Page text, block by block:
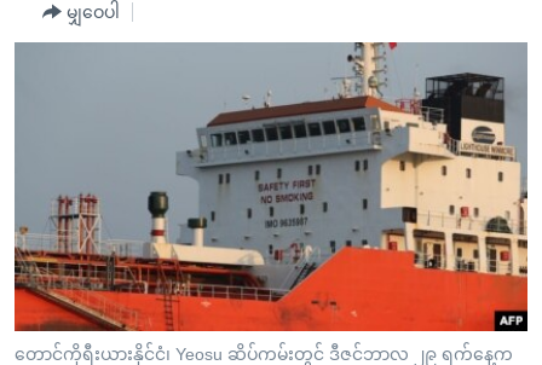
ညွန်း
စာမျက်နှာ
သို့
ကျော်
ကြည့်
အစ္စရေး-ပါလက်စတိုင်း
အင်္ဂလိပ်စာလေ့လာမယ်
ရုပ်ရှင်ထဲက အင်္ဂလိပ်စာ
သုတပဒေသာ အင်္ဂလိပ်စာ
ရေဒီယိုနှင့်ရုပ်သံ အချက်အလက်များ
ရေဒီယို/တီဗွီအစီအစဉ်
Learning English
ဗွီအိုအေ လူမှုကွန်ယက်များ
မျှဝေပါ
တောင်ကိုရီးယားနိုင်ငံ၊ Yeosu ဆိပ်ကမ်းတွင် ဒီဇင်ဘာလ ၂၉ ရက်နေ့က